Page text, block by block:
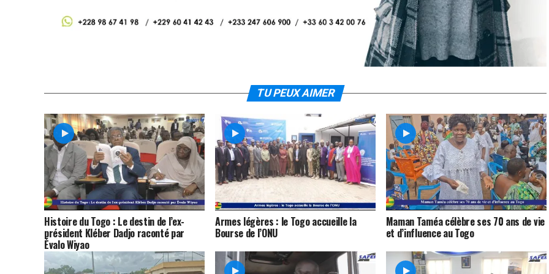
TU PEUX AIMER
Histoire du Togo : Le destin de l’ex-
président Kléber Dadjo raconté par
Évalo Wiyao
Armes légères : le Togo accueille la
Bourse de l’ONU
Maman Taméa célèbre ses 70 ans de vie
et d’influence au Togo